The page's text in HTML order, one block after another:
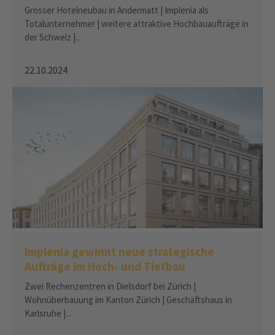
Grosser Hotelneubau in Andermatt | Implenia als
Totalunternehmer | weitere attraktive Hochbauaufträge in
der Schweiz |...
22.10.2024
Implenia gewinnt neue strategische
Aufträge im Hoch- und Tiefbau
Zwei Rechenzentren in Dielsdorf bei Zürich |
Wohnüberbauung im Kanton Zürich | Geschäftshaus in
Karlsruhe |...